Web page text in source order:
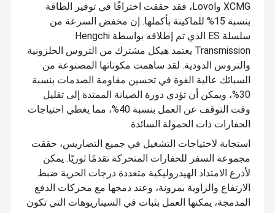
XCMG وLovol، فقد حققت اختراقًا في توفير الطاقة
بنسبة 15% للماكينة بأكملها. إن مخفض السرعة من
سلسلة ES الذي تم إطلاقه بواسطة Hengchi
Transmission يعتمد هيكل مشترك من التروس الحلزونية
والتروس الدودية. لقد ساهمت مكوناتها المصنوعة من
السبائك عالية القوة في تحسين مقاومة الصدمات بنسبة
30%، ويمكن أن تؤدي دورة الصيانة الممتدة إلى تقليل
وقت التوقف عن العمل بنسبة 40%، مما يغطي احتياجات
الحفارات ذات الحمولة السائدة.
استجابة لاحتياجات التشغيل في جميع التضاريس، حققت
مجموعة السفر للحفارات المتحركة تقدمًا ثوريًا. يمكن
لأذرع الامتداد الهيدروليكية متعددة درجات الحرية ضبط
الارتفاع والزاوية بمرونة، وعند دمجها مع محركات الدفع
المدمجة، يمكنها العمل بثبات في السيناريوهات التي تكون